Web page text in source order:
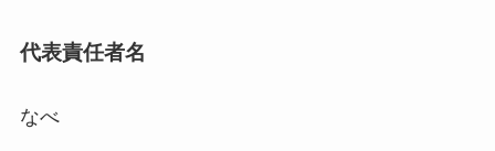
代表責任者名
なべ